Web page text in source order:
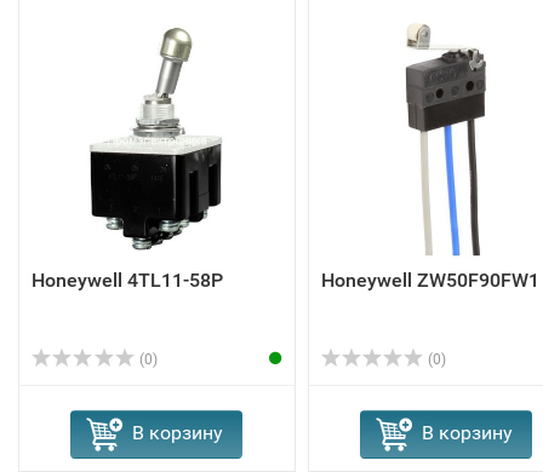
Honeywell 4TL11-58P
(0)
В корзину
Honeywell ZW50F90FW1
(0)
В корзину